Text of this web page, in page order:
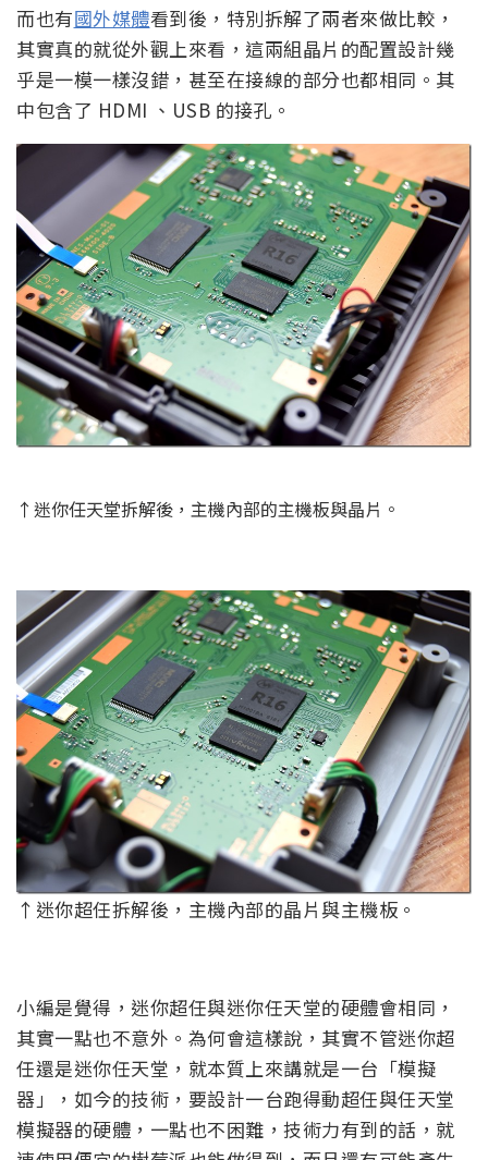
而也有國外媒體看到後，特別拆解了兩者來做比較，
其實真的就從外觀上來看，這兩組晶片的配置設計幾
乎是一模一樣沒錯，甚至在接線的部分也都相同。其
中包含了 HDMI 、USB 的接孔。
↑迷你任天堂拆解後，主機內部的主機板與晶片。
↑迷你超任拆解後，主機內部的晶片與主機板。
小編是覺得，迷你超任與迷你任天堂的硬體會相同，
其實一點也不意外。為何會這樣說，其實不管迷你超
任還是迷你任天堂，就本質上來講就是一台「模擬
器」，如今的技術，要設計一台跑得動超任與任天堂
模擬器的硬體，一點也不困難，技術力有到的話，就